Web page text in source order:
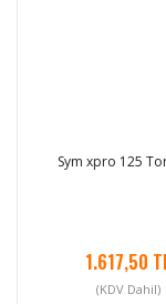
Sym xpro 125
1.617,50
(KDV Dahil)